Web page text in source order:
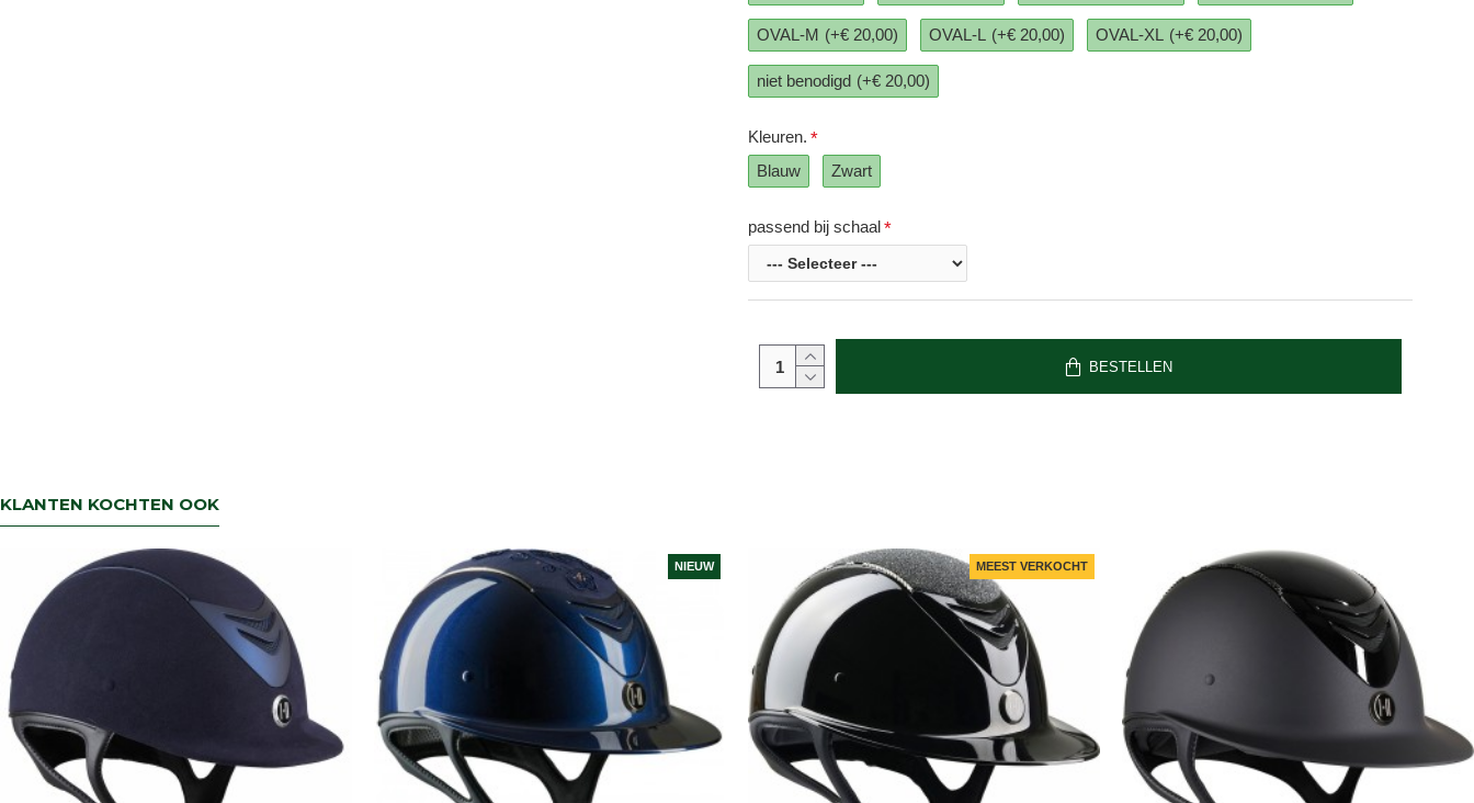
OVAL-M (+€ 20,00) OVAL-L (+€ 20,00) OVAL-XL (+€ 20,00)
niet benodigd (+€ 20,00)
Kleuren.
Blauw
Zwart
passend bij schaal
BESTELLEN
KLANTEN KOCHTEN OOK
NIEUW MEEST VERKOCHT